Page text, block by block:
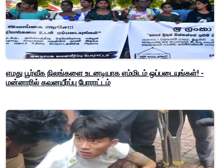
எமது பூர்வீக நிலங்களை உடனடியாக எம்மிடம் ஒப்படையுங்கள்! -
மன்னாரில் கவனயீர்ப்பு போராட்டம்